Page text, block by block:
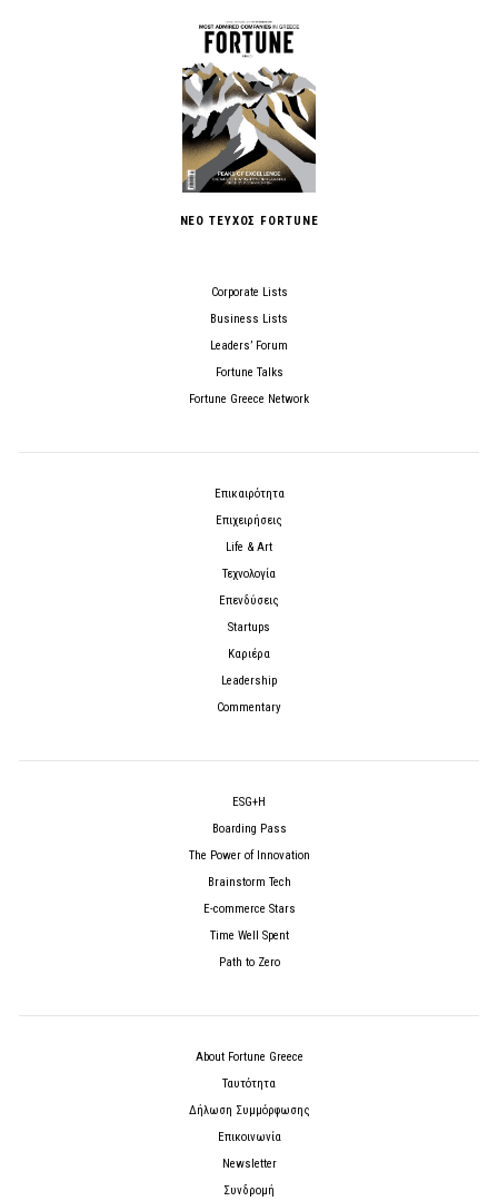
ΝΕΟ ΤΕΥΧΟΣ FORTUNE
Corporate Lists
Business Lists
Leaders’ Forum
Fortune Talks
Fortune Greece Network
Επικαιρότητα
Επιχειρήσεις
Life & Art
Τεχνολογία
Επενδύσεις
Startups
Καριέρα
Leadership
Commentary
ESG+H
Boarding Pass
The Power of Innovation
Brainstorm Tech
E-commerce Stars
Time Well Spent
Path to Zero
About Fortune Greece
Ταυτότητα
Δήλωση Συμμόρφωσης
Επικοινωνία
Newsletter
Συνδρομή